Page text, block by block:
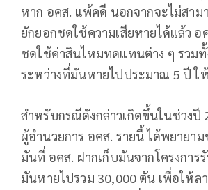
หาก อคส. แพ้คดี นอกจากจะไม่สาม
ยักยอกชดใช้ความเสียหายได้แล้ว อ
ชดใช้ค่าสินไหมทดแทนต่าง ๆ รวมทั้
ระหว่างที่มันหายไปประมาณ 5 ปี ใ
สำหรับกรณีดังกล่าวเกิดขึ้นในช่วงปี
ผู้อำนวยการ อคส. รายนี้ ได้พยายา
มันที่ อคส. ฝากเก็บมันจากโครงการ
มันหายไปรวม 30,000 ตัน เพื่อให้